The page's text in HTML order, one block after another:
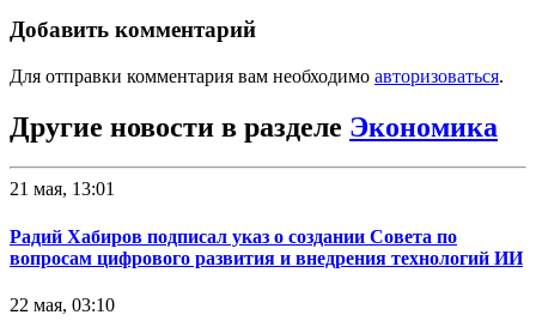
Добавить комментарий
Для отправки комментария вам необходимо авторизоваться.
Другие новости в разделе Экономика
21 мая, 13:01
Радий Хабиров подписал указ о создании Совета по
вопросам цифрового развития и внедрения технологий ИИ
22 мая, 03:10